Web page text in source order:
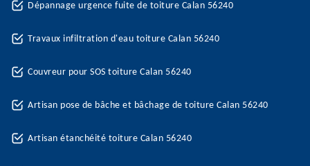
Dépannage urgence fuite de toiture Calan 56240
Travaux infiltration d'eau toiture Calan 56240
Couvreur pour SOS toiture Calan 56240
Artisan pose de bâche et bâchage de toiture Calan 56240
Artisan étanchéité toiture Calan 56240